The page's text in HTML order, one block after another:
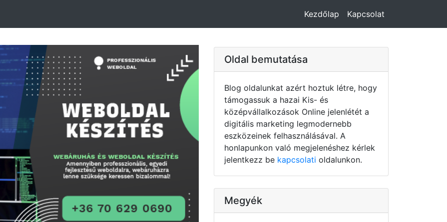
Kezdőlap Kapcsolat
Oldal bemutatása
Blog oldalunkat azért hoztuk létre, hogy
támogassuk a hazai Kis- és
középvállalkozások Online jelenlétét a
digitális marketing legmodernebb
eszközeinek felhasználásával. A
honlapunkon való megjelenéshez kérlek
jelentkezz be kapcsolati oldalunkon.
Megyék